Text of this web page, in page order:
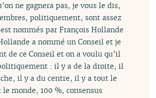
ne gagnera pas, je vous le dis,
politiquement, sont assez
nommés par François Hollande
a nommé un Conseil et je
de ce Conseil et on a voulu qu’il
: il y a de la droite, il
il y a du centre, il y a tout le
monde, 100 %, consensus